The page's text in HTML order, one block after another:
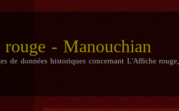
- Manouchian
de données historiques concernant L'Affiche